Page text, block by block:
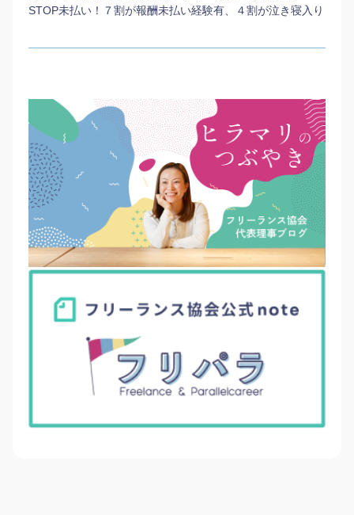
STOP未払い！７割が報酬未払い経験有、４割が泣き寝入り